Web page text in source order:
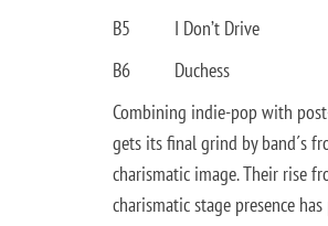
B5
I Don’t Drive
B6
Duchess
Combining indie-pop with
gets its final grind by band´s
charismatic image. Their rise
charismatic stage presence